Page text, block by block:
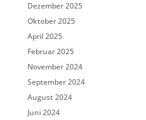
Dezember 2025
Oktober 2025
April 2025
Februar 2025
November 2024
September 2024
August 2024
Juni 2024